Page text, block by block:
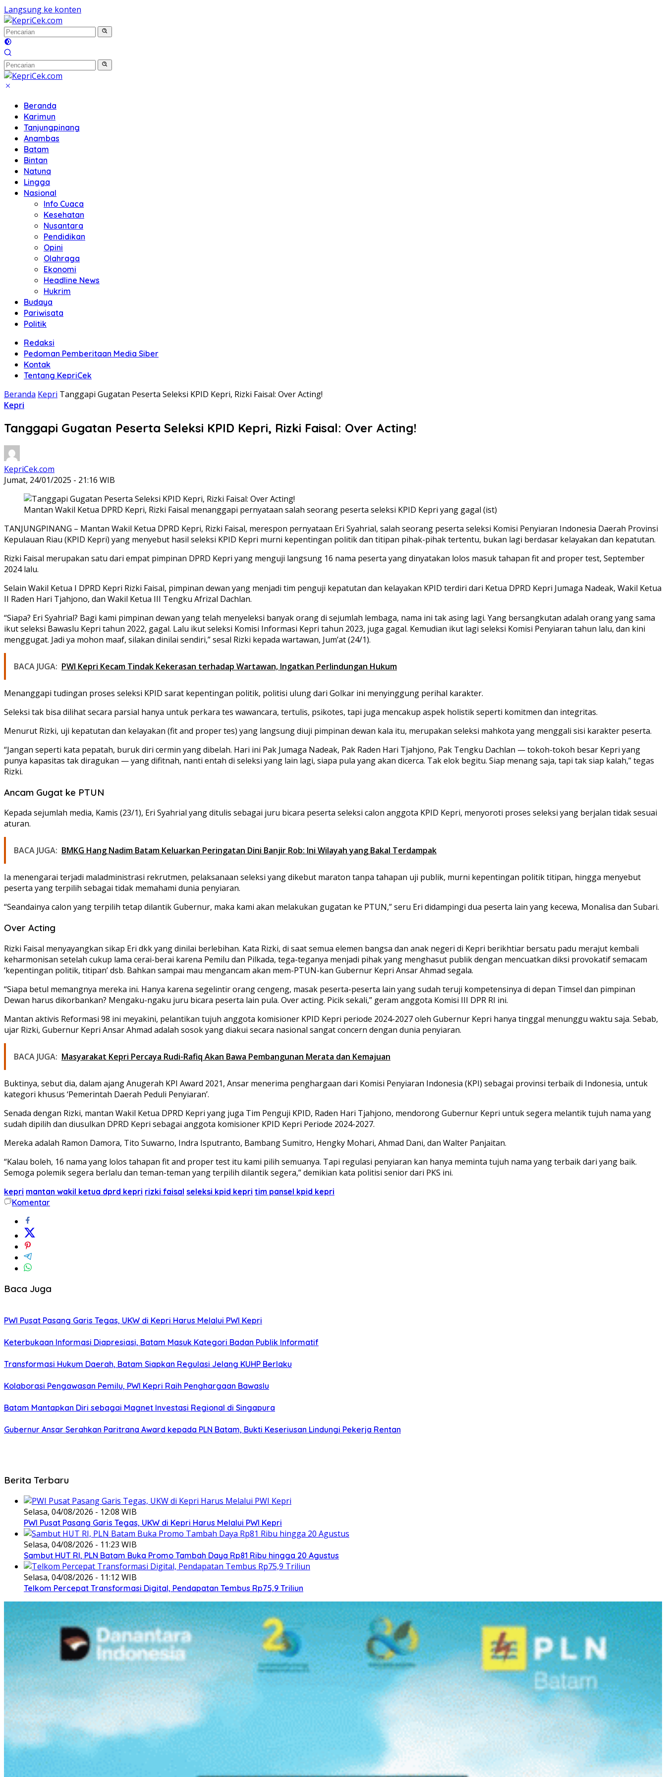
Langsung ke konten
Beranda
Karimun
Tanjungpinang
Anambas
Batam
Bintan
Natuna
Lingga
Nasional
Info Cuaca
Kesehatan
Nusantara
Pendidikan
Opini
Olahraga
Ekonomi
Headline News
Hukrim
Budaya
Pariwisata
Politik
Redaksi
Pedoman Pemberitaan Media Siber
Kontak
Tentang KepriCek
Beranda Kepri Tanggapi Gugatan Peserta Seleksi KPID Kepri, Rizki Faisal: Over Acting!
Kepri
Tanggapi Gugatan Peserta Seleksi KPID Kepri, Rizki Faisal: Over Acting!
KepriCek.com
Jumat, 24/01/2025 - 21:16 WIB
Mantan Wakil Ketua DPRD Kepri, Rizki Faisal menanggapi pernyataan salah seorang peserta seleksi KPID Kepri yang gagal (ist)
TANJUNGPINANG – Mantan Wakil Ketua DPRD Kepri, Rizki Faisal, merespon pernyataan Eri Syahrial, salah seorang peserta seleksi Komisi Penyiaran Indonesia Daerah Provinsi
Kepulauan Riau (KPID Kepri) yang menyebut hasil seleksi KPID Kepri murni kepentingan politik dan titipan pihak-pihak tertentu, bukan lagi berdasar kelayakan dan kepatutan.
Rizki Faisal merupakan satu dari empat pimpinan DPRD Kepri yang menguji langsung 16 nama peserta yang dinyatakan lolos masuk tahapan fit and proper test, September
2024 lalu.
Selain Wakil Ketua I DPRD Kepri Rizki Faisal, pimpinan dewan yang menjadi tim penguji kepatutan dan kelayakan KPID terdiri dari Ketua DPRD Kepri Jumaga Nadeak, Wakil Ketua
II Raden Hari Tjahjono, dan Wakil Ketua III Tengku Afrizal Dachlan.
“Siapa? Eri Syahrial? Bagi kami pimpinan dewan yang telah menyeleksi banyak orang di sejumlah lembaga, nama ini tak asing lagi. Yang bersangkutan adalah orang yang sama
ikut seleksi Bawaslu Kepri tahun 2022, gagal. Lalu ikut seleksi Komisi Informasi Kepri tahun 2023, juga gagal. Kemudian ikut lagi seleksi Komisi Penyiaran tahun lalu, dan kini
menggugat. Jadi ya mohon maaf, silakan dinilai sendiri,” sesal Rizki kepada wartawan, Jum’at (24/1).
BACA JUGA: PWI Kepri Kecam Tindak Kekerasan terhadap Wartawan, Ingatkan Perlindungan Hukum
Menanggapi tudingan proses seleksi KPID sarat kepentingan politik, politisi ulung dari Golkar ini menyinggung perihal karakter.
Seleksi tak bisa dilihat secara parsial hanya untuk perkara tes wawancara, tertulis, psikotes, tapi juga mencakup aspek holistik seperti komitmen dan integritas.
Menurut Rizki, uji kepatutan dan kelayakan (fit and proper tes) yang langsung diuji pimpinan dewan kala itu, merupakan seleksi mahkota yang menggali sisi karakter peserta.
“Jangan seperti kata pepatah, buruk diri cermin yang dibelah. Hari ini Pak Jumaga Nadeak, Pak Raden Hari Tjahjono, Pak Tengku Dachlan — tokoh-tokoh besar Kepri yang
punya kapasitas tak diragukan — yang difitnah, nanti entah di seleksi yang lain lagi, siapa pula yang akan dicerca. Tak elok begitu. Siap menang saja, tapi tak siap kalah,” tegas
Rizki.
Ancam Gugat ke PTUN
Kepada sejumlah media, Kamis (23/1), Eri Syahrial yang ditulis sebagai juru bicara peserta seleksi calon anggota KPID Kepri, menyoroti proses seleksi yang berjalan tidak sesuai
aturan.
BACA JUGA: BMKG Hang Nadim Batam Keluarkan Peringatan Dini Banjir Rob: Ini Wilayah yang Bakal Terdampak
Ia menengarai terjadi maladministrasi rekrutmen, pelaksanaan seleksi yang dikebut maraton tanpa tahapan uji publik, murni kepentingan politik titipan, hingga menyebut
peserta yang terpilih sebagai tidak memahami dunia penyiaran.
“Seandainya calon yang terpilih tetap dilantik Gubernur, maka kami akan melakukan gugatan ke PTUN,” seru Eri didampingi dua peserta lain yang kecewa, Monalisa dan Subari.
Over Acting
Rizki Faisal menyayangkan sikap Eri dkk yang dinilai berlebihan. Kata Rizki, di saat semua elemen bangsa dan anak negeri di Kepri berikhtiar bersatu padu merajut kembali
keharmonisan setelah cukup lama cerai-berai karena Pemilu dan Pilkada, tega-teganya menjadi pihak yang menghasut publik dengan mencuatkan diksi provokatif semacam
‘kepentingan politik, titipan’ dsb. Bahkan sampai mau mengancam akan mem-PTUN-kan Gubernur Kepri Ansar Ahmad segala.
“Siapa betul memangnya mereka ini. Hanya karena segelintir orang cengeng, masak peserta-peserta lain yang sudah teruji kompetensinya di depan Timsel dan pimpinan
Dewan harus dikorbankan? Mengaku-ngaku juru bicara peserta lain pula. Over acting. Picik sekali,” geram anggota Komisi III DPR RI ini.
Mantan aktivis Reformasi 98 ini meyakini, pelantikan tujuh anggota komisioner KPID Kepri periode 2024-2027 oleh Gubernur Kepri hanya tinggal menunggu waktu saja. Sebab,
ujar Rizki, Gubernur Kepri Ansar Ahmad adalah sosok yang diakui secara nasional sangat concern dengan dunia penyiaran.
BACA JUGA: Masyarakat Kepri Percaya Rudi-Rafiq Akan Bawa Pembangunan Merata dan Kemajuan
Buktinya, sebut dia, dalam ajang Anugerah KPI Award 2021, Ansar menerima penghargaan dari Komisi Penyiaran Indonesia (KPI) sebagai provinsi terbaik di Indonesia, untuk
kategori khusus ‘Pemerintah Daerah Peduli Penyiaran’.
Senada dengan Rizki, mantan Wakil Ketua DPRD Kepri yang juga Tim Penguji KPID, Raden Hari Tjahjono, mendorong Gubernur Kepri untuk segera melantik tujuh nama yang
sudah dipilih dan diusulkan DPRD Kepri sebagai anggota komisioner KPID Kepri Periode 2024-2027.
Mereka adalah Ramon Damora, Tito Suwarno, Indra Isputranto, Bambang Sumitro, Hengky Mohari, Ahmad Dani, dan Walter Panjaitan.
“Kalau boleh, 16 nama yang lolos tahapan fit and proper test itu kami pilih semuanya. Tapi regulasi penyiaran kan hanya meminta tujuh nama yang terbaik dari yang baik.
Semoga polemik segera berlalu dan teman-teman yang terpilih dilantik segera,” demikian kata politisi senior dari PKS ini.
kepri mantan wakil ketua dprd kepri rizki faisal seleksi kpid kepri tim pansel kpid kepri
Komentar
Baca Juga
PWI Pusat Pasang Garis Tegas, UKW di Kepri Harus Melalui PWI Kepri
Keterbukaan Informasi Diapresiasi, Batam Masuk Kategori Badan Publik Informatif
Transformasi Hukum Daerah, Batam Siapkan Regulasi Jelang KUHP Berlaku
Kolaborasi Pengawasan Pemilu, PWI Kepri Raih Penghargaan Bawaslu
Batam Mantapkan Diri sebagai Magnet Investasi Regional di Singapura
Gubernur Ansar Serahkan Paritrana Award kepada PLN Batam, Bukti Keseriusan Lindungi Pekerja Rentan
Berita Terbaru
Selasa, 04/08/2026 - 12:08 WIB
PWI Pusat Pasang Garis Tegas, UKW di Kepri Harus Melalui PWI Kepri
Selasa, 04/08/2026 - 11:23 WIB
Sambut HUT RI, PLN Batam Buka Promo Tambah Daya Rp81 Ribu hingga 20 Agustus
Selasa, 04/08/2026 - 11:12 WIB
Telkom Percepat Transformasi Digital, Pendapatan Tembus Rp75,9 Triliun